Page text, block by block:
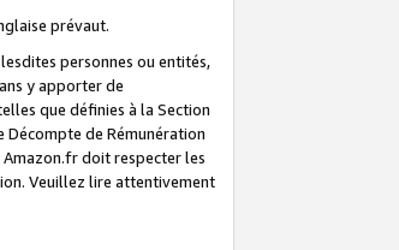
prévaut.
personnes ou entités,
y apporter de
que définies à la Section
Décompte de Rémunération
Amazon.fr doit respecter les
Veuillez lire attentivement